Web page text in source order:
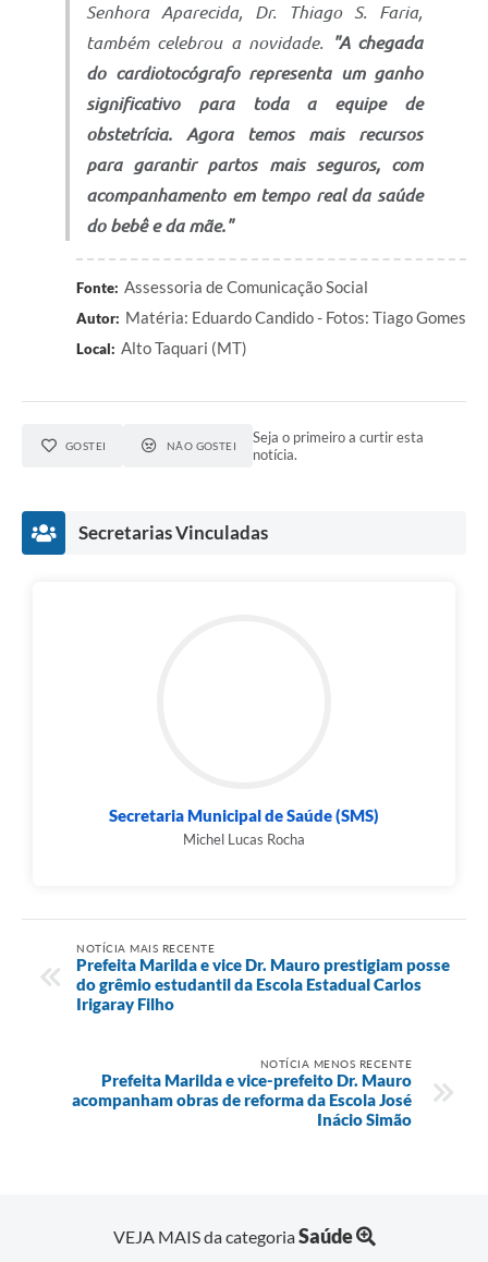
Senhora Aparecida, Dr. Thiago S. Faria,
também celebrou a novidade.
"A chegada
do cardiotocógrafo representa um ganho
significativo para toda a equipe de
obstetrícia. Agora temos mais recursos
para garantir partos mais seguros, com
acompanhamento em tempo real da saúde
do bebê e da mãe."
Fonte: Assessoria de Comunicação Social
Autor: Matéria: Eduardo Candido - Fotos: Tiago Gomes
Local: Alto Taquari (MT)
GOSTEI NÃO GOSTEI
Seja o primeiro a curtir esta
notícia.
Secretarias Vinculadas
Secretaria Municipal de Saúde (SMS)
Michel Lucas Rocha
NOTÍCIA MAIS RECENTE
Prefeita Marilda e vice Dr. Mauro prestigiam posse
do grêmio estudantil da Escola Estadual Carlos
Irigaray Filho
NOTÍCIA MENOS RECENTE
Prefeita Marilda e vice-prefeito Dr. Mauro
acompanham obras de reforma da Escola José
Inácio Simão
VEJA MAIS da categoriaSaúde